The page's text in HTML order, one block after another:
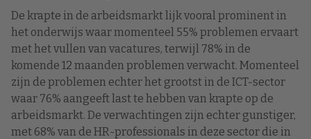
De krapte in de arbeidsmarkt lijk vooral prominent in
het onderwijs waar momenteel 55% problemen ervaart
met het vullen van vacatures, terwijl 78% in de
komende 12 maanden problemen verwacht. Momenteel
zijn de problemen echter het grootst in de ICT-sector
waar 76% aangeeft last te hebben van krapte op de
arbeidsmarkt. De verwachtingen zijn echter gunstiger,
met 68% van de HR-professionals in deze sector die in